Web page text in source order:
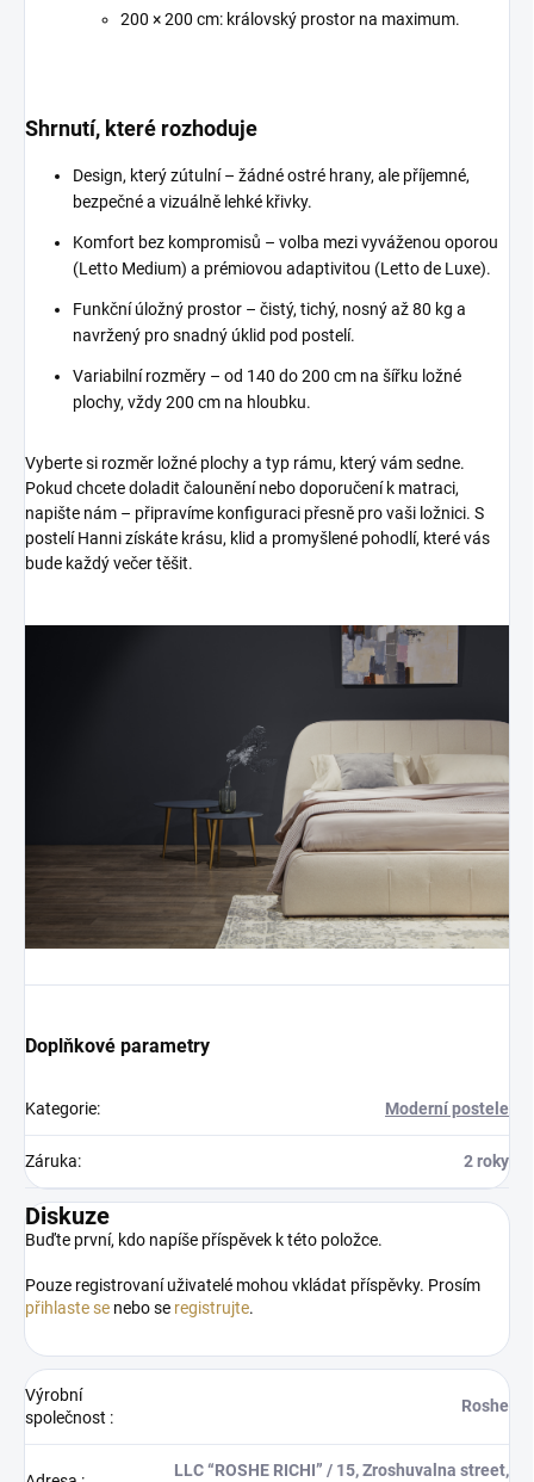
200 × 200 cm: královský prostor na maximum.
Shrnutí, které rozhoduje
Design, který zútulní – žádné ostré hrany, ale příjemné,
bezpečné a vizuálně lehké křivky.
Komfort bez kompromisů – volba mezi vyváženou oporou
(Letto Medium) a prémiovou adaptivitou (Letto de Luxe).
Funkční úložný prostor – čistý, tichý, nosný až 80 kg a
navržený pro snadný úklid pod postelí.
Variabilní rozměry – od 140 do 200 cm na šířku ložné
plochy, vždy 200 cm na hloubku.
Vyberte si rozměr ložné plochy a typ rámu, který vám sedne.
Pokud chcete doladit čalounění nebo doporučení k matraci,
napište nám – připravíme konfiguraci přesně pro vaši ložnici. S
postelí Hanni získáte krásu, klid a promyšlené pohodlí, které vás
bude každý večer těšit.
Doplňkové parametry
Kategorie: Moderní postele
Záruka: 2 roky
Diskuze
Buďte první, kdo napíše příspěvek k této položce.
Pouze registrovaní uživatelé mohou vkládat příspěvky. Prosím
přihlaste se nebo se registrujte.
Výrobní
společnost :
Roshe
LLC “ROSHE RICHI” / 15, Zroshuvalna street,